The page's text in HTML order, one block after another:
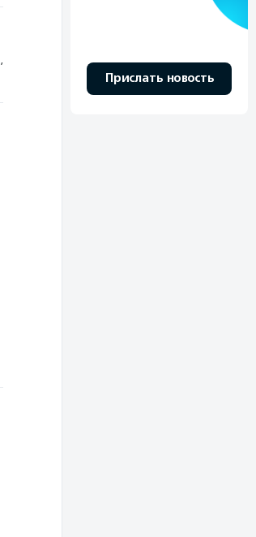
,
Прислать новость